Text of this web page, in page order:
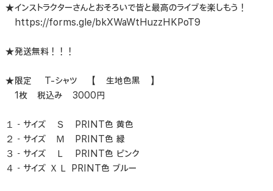
★インストラクターさんとおそろいで皆と最高のライブを楽しもう！
https://forms.gle/bkXWaWtHuzzHKPoT9
★発送無料！！！
★限定 T-シャツ 【 生地色黒 】
1枚 税込み 3000円
１－サイズ Ｓ PRINT色 黄色
２－サイズ Ｍ PRINT色 緑
３－サイズ Ｌ PRINT色 ピンク
４－サイズ ＸＬ PRINT色 ブルー